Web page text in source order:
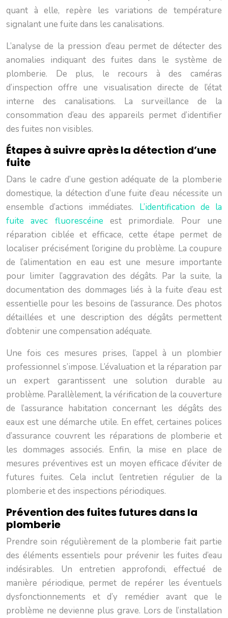
quant à elle, repère les variations de température
signalant une fuite dans les canalisations.
L’analyse de la pression d’eau permet de détecter des
anomalies indiquant des fuites dans le système de
plomberie. De plus, le recours à des caméras
d’inspection offre une visualisation directe de l’état
interne des canalisations. La surveillance de la
consommation d’eau des appareils permet d’identifier
des fuites non visibles.
Étapes à suivre après la détection d’une
fuite
Dans le cadre d’une gestion adéquate de la plomberie
domestique, la détection d’une fuite d’eau nécessite un
ensemble d’actions immédiates. L’identification de la
fuite avec fluorescéineest primordiale. Pour une
réparation ciblée et efficace, cette étape permet de
localiser précisément l’origine du problème. La coupure
de l’alimentation en eau est une mesure importante
pour limiter l’aggravation des dégâts. Par la suite, la
documentation des dommages liés à la fuite d’eau est
essentielle pour les besoins de l’assurance. Des photos
détaillées et une description des dégâts permettent
d’obtenir une compensation adéquate.
Une fois ces mesures prises, l’appel à un plombier
professionnel s’impose. L’évaluation et la réparation par
un expert garantissent une solution durable au
problème. Parallèlement, la vérification de la couverture
de l’assurance habitation concernant les dégâts des
eaux est une démarche utile. En effet, certaines polices
d’assurance couvrent les réparations de plomberie et
les dommages associés. Enfin, la mise en place de
mesures préventives est un moyen efficace d’éviter de
futures fuites. Cela inclut l’entretien régulier de la
plomberie et des inspections périodiques.
Prévention des fuites futures dans la
plomberie
Prendre soin régulièrement de la plomberie fait partie
des éléments essentiels pour prévenir les fuites d’eau
indésirables. Un entretien approfondi, effectué de
manière périodique, permet de repérer les éventuels
dysfonctionnements et d’y remédier avant que le
problème ne devienne plus grave. Lors de l’installation